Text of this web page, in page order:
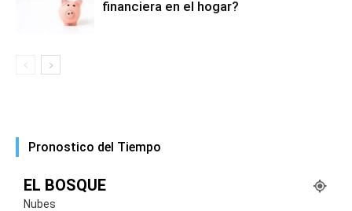
financiera en el hogar?
Pronostico del Tiempo
EL BOSQUE
Nubes